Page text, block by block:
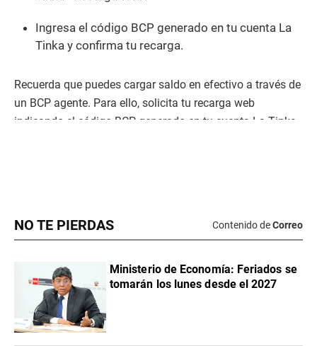
NO TE PIERDAS Contenido deCorreo
Ministerio de Economía: Feriados se
tomarán los lunes desde el 2027